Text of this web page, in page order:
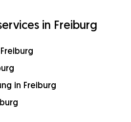
in Freiburg
in Freiburg